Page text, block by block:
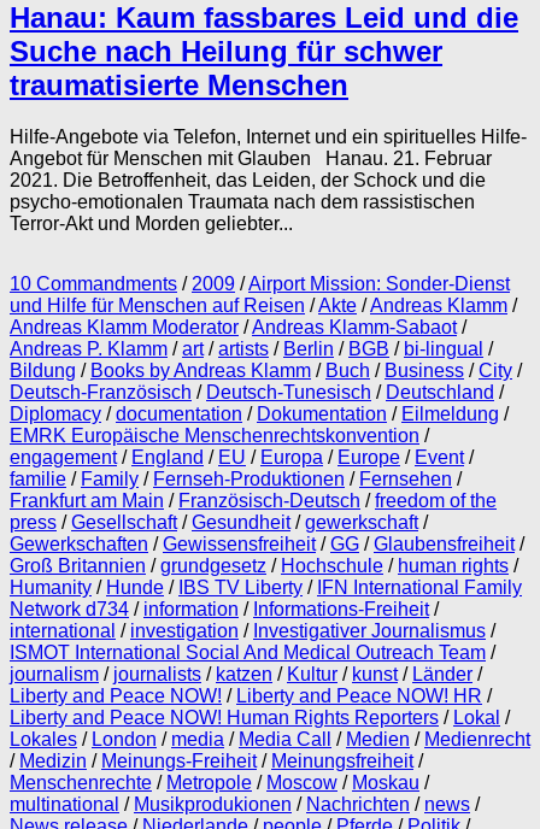
Hanau: Kaum fassbares Leid und die
Suche nach Heilung für schwer
traumatisierte Menschen
Hilfe-Angebote via Telefon, Internet und ein spirituelles Hilfe-
Angebot für Menschen mit Glauben Hanau. 21. Februar
2021. Die Betroffenheit, das Leiden, der Schock und die
psycho-emotionalen Traumata nach dem rassistischen
Terror-Akt und Morden geliebter...
10 Commandments / 2009 /Airport Mission: Sonder-Dienst
und Hilfe für Menschen auf Reisen /Akte /Andreas Klamm /
Andreas Klamm Moderator /Andreas Klamm-Sabaot/
Andreas P. Klamm /art/artists / Berlin / BGB / bi-lingual /
Bildung / Books by Andreas Klamm / Buch / Business /City /
Deutsch-Französisch / Deutsch-Tunesisch / Deutschland /
Diplomacy /documentation / Dokumentation / Eilmeldung /
EMRK Europäische Menschenrechtskonvention /
engagement/ England / EU / Europa / Europe / Event/
familie / Family / Fernseh-Produktionen / Fernsehen /
Frankfurt am Main / Französisch-Deutsch /freedom of the
press /Gesellschaft/Gesundheit/gewerkschaft/
Gewerkschaften /Gewissensfreiheit/GG /Glaubensfreiheit/
Groß Britannien /grundgesetz / Hochschule / human rights /
Humanity / Hunde / IBS TV Liberty / IFN International Family
Network d734 / information / Informations-Freiheit/
international / investigation / Investigativer Journalismus /
ISMOT International Social And Medical Outreach Team /
journalism / journalists / katzen / Kultur / kunst/ Länder /
Liberty and Peace NOW! / Liberty and Peace NOW! HR /
Liberty and Peace NOW! Human Rights Reporters / Lokal /
Lokales / London / media / Media Call / Medien / Medienrecht
/ Medizin / Meinungs-Freiheit/ Meinungsfreiheit/
Menschenrechte / Metropole / Moscow / Moskau /
multinational / Musikprodukionen / Nachrichten / news /